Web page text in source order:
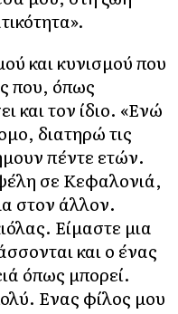
και κυνισμού που
που, όπως
και τον ίδιο. «Ενώ
διατηρώ τις
πέντε ετών.
σε Κεφαλονιά,
στον άλλον.
Είμαστε μια
και ο ένας
όπως μπορεί.
Ενας φίλος μου